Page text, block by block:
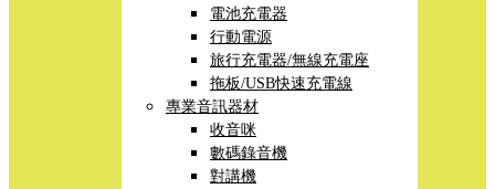
電池充電器
行動電源
旅行充電器/無線充電座
拖板/USB快速充電線
專業音訊器材
收音咪
數碼錄音機
對講機